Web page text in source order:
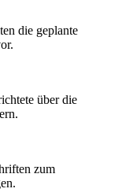
die geplante
über die
zum